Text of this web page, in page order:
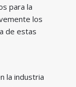
para la
los
de estas
la industria